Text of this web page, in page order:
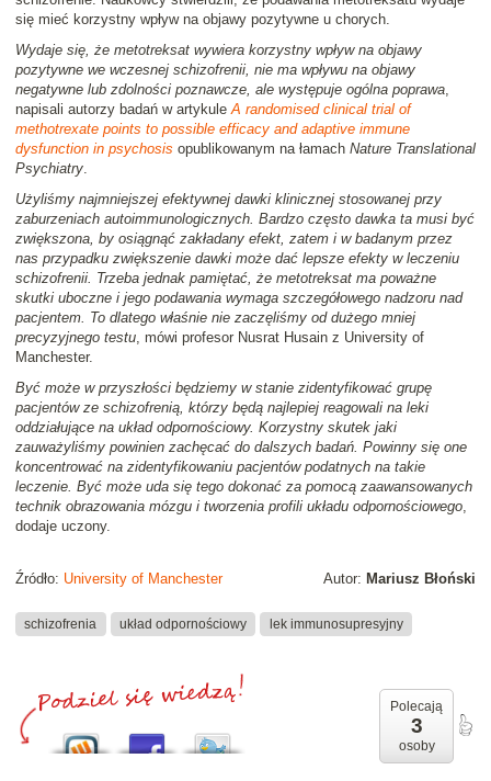
się mieć korzystny wpływ na objawy pozytywne u chorych.
Wydaje się, że metotreksat wywiera korzystny wpływ na objawy
pozytywne we wczesnej schizofrenii, nie ma wpływu na objawy
negatywne lub zdolności poznawcze, ale występuje ogólna poprawa,
napisali autorzy badań w artykuleA randomised clinical trial of
methotrexate points to possible efficacy and adaptive immune
dysfunction in psychosis opublikowanym na łamach Nature Translational
Psychiatry.
Użyliśmy najmniejszej efektywnej dawki klinicznej stosowanej przy
zaburzeniach autoimmunologicznych. Bardzo często dawka ta musi być
zwiększona, by osiągnąć zakładany efekt, zatem i w badanym przez
nas przypadku zwiększenie dawki może dać lepsze efekty w leczeniu
schizofrenii. Trzeba jednak pamiętać, że metotreksat ma poważne
skutki uboczne i jego podawania wymaga szczegółowego nadzoru nad
pacjentem. To dlatego właśnie nie zaczęliśmy od dużego mniej
precyzyjnego testu, mówi profesor Nusrat Husain z University of
Manchester.
Być może w przyszłości będziemy w stanie zidentyfikować grupę
pacjentów ze schizofrenią, którzy będą najlepiej reagowali na leki
oddziałujące na układ odpornościowy. Korzystny skutek jaki
zauważyliśmy powinien zachęcać do dalszych badań. Powinny się one
koncentrować na zidentyfikowaniu pacjentów podatnych na takie
leczenie. Być może uda się tego dokonać za pomocą zaawansowanych
technik obrazowania mózgu i tworzenia profili układu odpornościowego,
dodaje uczony.
Autor: Mariusz Błoński
Źródło: University of Manchester
schizofrenia układ odpornościowy lek immunosupresyjny
Polecają
3
osoby